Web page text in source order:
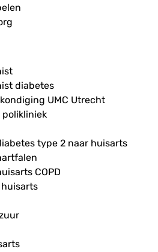
diabetes
UMC Utrecht
type 2 naar huisarts
COPD